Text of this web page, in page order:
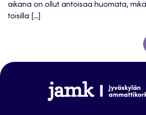
aikana on ollut antoisaa huomata,
toisilla […]
www.jamk.fi